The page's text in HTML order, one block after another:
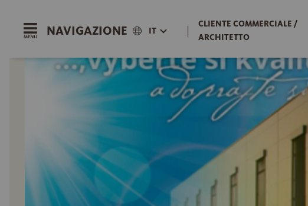
NAVIGAZIONE IT |
CLIENTE COMMERCIALE /
ARCHITETTO